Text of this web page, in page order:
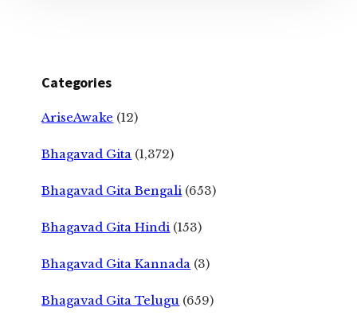
Categories
AriseAwake (12)
Bhagavad Gita (1,372)
Bhagavad Gita Bengali (653)
Bhagavad Gita Hindi (153)
Bhagavad Gita Kannada (3)
Bhagavad Gita Telugu (659)